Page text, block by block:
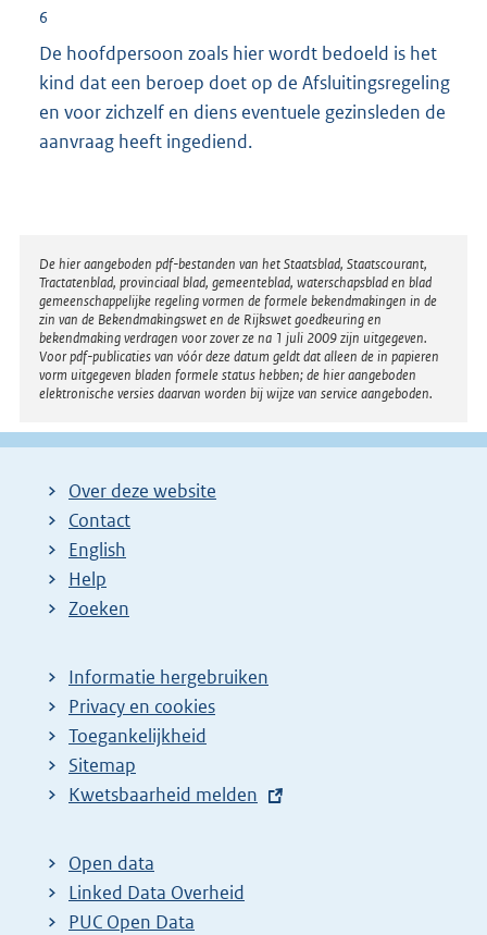
6
De hoofdpersoon zoals hier wordt bedoeld is het
kind dat een beroep doet op de Afsluitingsregeling
en voor zichzelf en diens eventuele gezinsleden de
aanvraag heeft ingediend.
Disclaimer
De hier aangeboden pdf-bestanden van het Staatsblad, Staatscourant,
Tractatenblad, provinciaal blad, gemeenteblad, waterschapsblad en blad
gemeenschappelijke regeling vormen de formele bekendmakingen in de
zin van de Bekendmakingswet en de Rijkswet goedkeuring en
bekendmaking verdragen voor zover ze na 1 juli 2009 zijn uitgegeven.
Voor pdf-publicaties van vóór deze datum geldt dat alleen de in papieren
vorm uitgegeven bladen formele status hebben; de hier aangeboden
elektronische versies daarvan worden bij wijze van service aangeboden.
Over deze website
Contact
English
Help
Zoeken
Informatie hergebruiken
Privacy en cookies
Toegankelijkheid
Sitemap
E
t
e
r
Kwetsbaarheid melden
Open data
Linked Data Overheid
PUC Open Data